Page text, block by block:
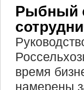
Рыбный
время
намерены